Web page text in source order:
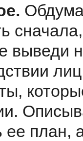
выведи
ее план,